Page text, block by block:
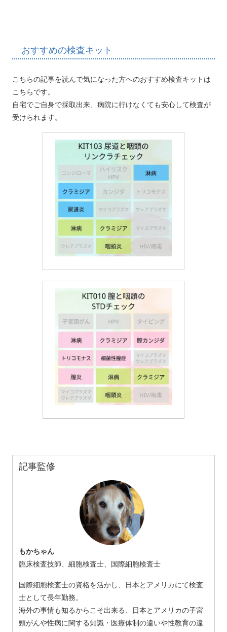
おすすめの検査キット
こちらの記事を読んで気になった方へのおすすめ検査キットは
こちらです。
自宅でご自身で採取出来、病院に行けなくても安心して検査が
受けられます。
記事監修
もかちゃん
臨床検査技師、細胞検査士、国際細胞検査士
国際細胞検査士の資格を活かし、日本とアメリカにて検査
士として長年勤務。
海外の事情も知るからこそ出来る、日本とアメリカの子宮
頸がんや性病に関する知識・医療体制の違いや性教育の違